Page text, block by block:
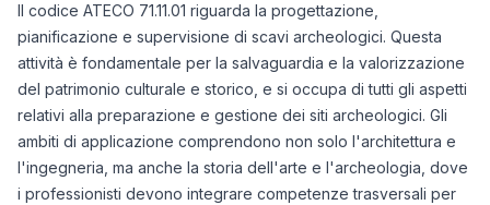
Il codice ATECO 71.11.01 riguarda la progettazione,
pianificazione e supervisione di scavi archeologici. Questa
attività è fondamentale per la salvaguardia e la valorizzazione
del patrimonio culturale e storico, e si occupa di tutti gli aspetti
relativi alla preparazione e gestione dei siti archeologici. Gli
ambiti di applicazione comprendono non solo l'architettura e
l'ingegneria, ma anche la storia dell'arte e l'archeologia, dove
i professionisti devono integrare competenze trasversali per